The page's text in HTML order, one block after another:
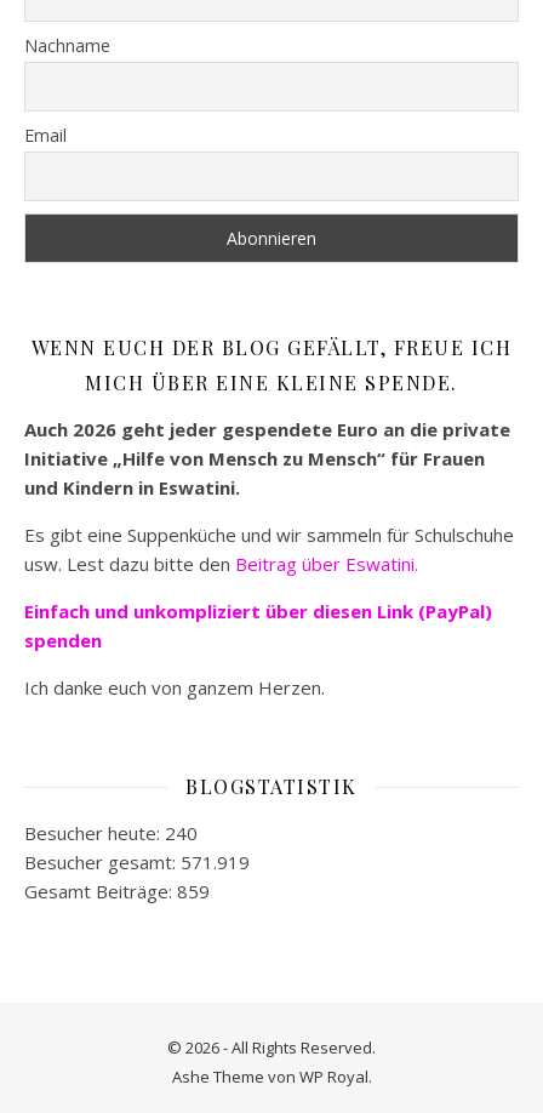
Nachname
Email
WENN EUCH DER BLOG GEFÄLLT, FREUE ICH
MICH ÜBER EINE KLEINE SPENDE.
Auch 2026 geht jeder gespendete Euro an die private
Initiative „Hilfe von Mensch zu Mensch“ für Frauen
und Kindern in Eswatini.
Es gibt eine Suppenküche und wir sammeln für Schulschuhe
usw. Lest dazu bitte den Beitrag über Eswatini.
Einfach und unkompliziert über diesen Link (PayPal)
spenden
Ich danke euch von ganzem Herzen.
BLOGSTATISTIK
Besucher heute: 240
Besucher gesamt: 571.919
Gesamt Beiträge: 859
© 2026 - All Rights Reserved.
Ashe Theme von WP Royal.